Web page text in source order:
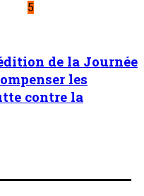
5
de la Journée
les
contre la